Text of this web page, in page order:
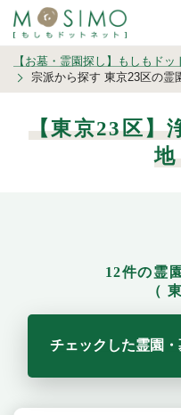
【お墓・霊園探し】もしもドッ
宗派から探す 東京23区の霊
【東京23区】
12件の霊
（
チェックした霊園